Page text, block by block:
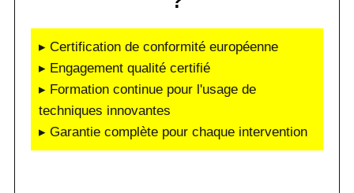
▸ Certification de conformité européenne
▸ Engagement qualité certifié
▸ Formation continue pour l'usage de
techniques innovantes
▸ Garantie complète pour chaque intervention